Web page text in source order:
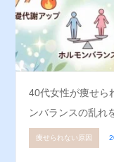
40代女性が痩せら
ンバランスの乱れ
痩せられない原因